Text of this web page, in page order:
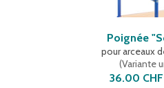
Poignée
pour arceaux
(Variante
36.00 CHF